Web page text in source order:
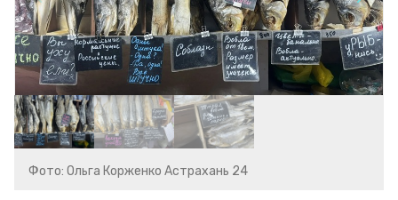
Фото: Ольга Корженко Астрахань 24